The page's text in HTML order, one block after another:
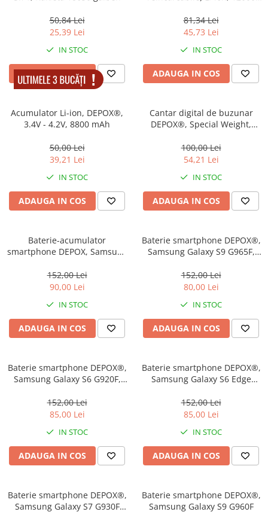
Topor camping
Seturi de cutite & accesorii
BINOCLURI & LUNETE
Prastii profesionale de vanatoare
Bile metalice
ARTICOLE SUPORTERI
SPORTURI DE ECHIPA
Baseball
Incubatoare oua
Mori cereale si furaje
50,84 Lei
25,39 Lei
IN STOC
ADAUGA IN COS
galben
81,34 Lei
45,73 Lei
IN STOC
ADAUGA IN COS
Acumulator Li-ion, DEPOX®,
3.4V - 4.2V, 8800 mAh
50,00 Lei
39,21 Lei
IN STOC
ADAUGA IN COS
Cantar digital de buzunar
DEPOX®, Special Weight,
13 cm, 500g maxim, negru
100,00 Lei
54,21 Lei
IN STOC
ADAUGA IN COS
Baterie-acumulator
smartphone DEPOX, Samsung
152,00 Lei
90,00 Lei
IN STOC
ADAUGA IN COS
Baterie smartphone DEPOX®,
Samsung Galaxy S9 G965F,
152,00 Lei
80,00 Lei
IN STOC
ADAUGA IN COS
Baterie smartphone DEPOX®,
Samsung Galaxy S6 G920F,
152,00 Lei
85,00 Lei
IN STOC
ADAUGA IN COS
Baterie smartphone DEPOX®,
Samsung Galaxy S6 Edge
152,00 Lei
85,00 Lei
IN STOC
ADAUGA IN COS
Baterie smartphone DEPOX®,
Samsung Galaxy S7 G930F
Baterie smartphone DEPOX®,
Samsung Galaxy S9 G960F